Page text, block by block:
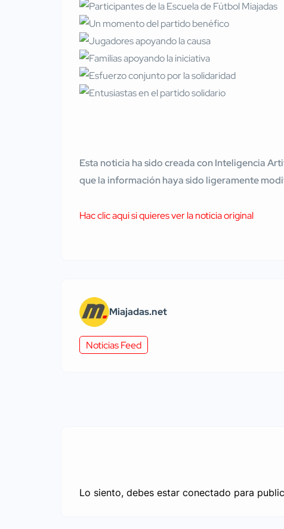
Esta noticia ha sido creada con Inteligencia
que la información haya sido ligeramente
Hac clic aqui si quieres ver la noticia original
Miajadas.net
Noticias Feed
Lo siento, debes estar conectado para